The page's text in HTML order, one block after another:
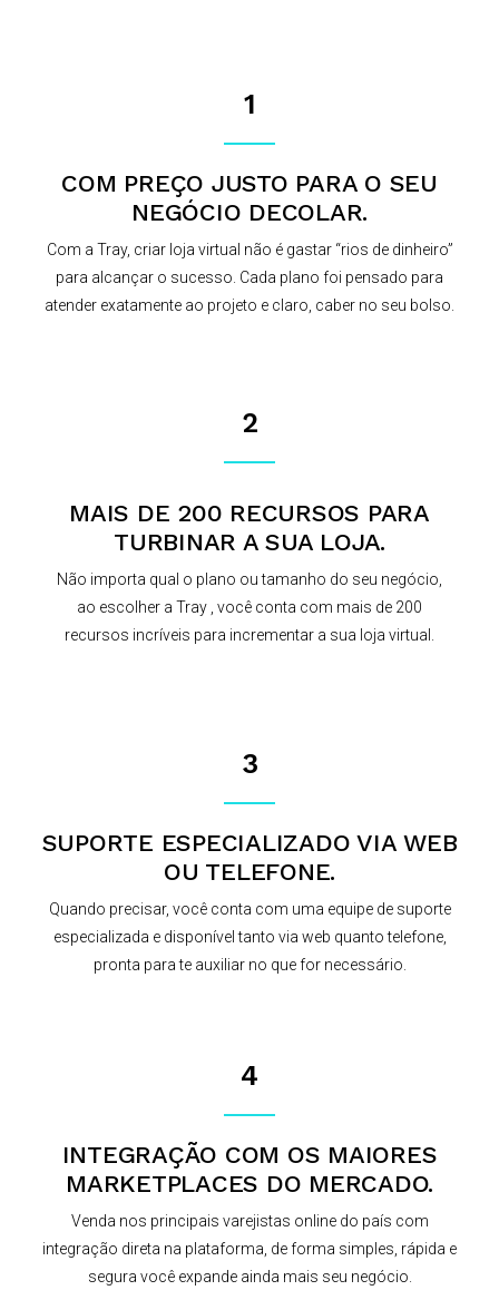
1
COM PREÇO JUSTO PARA O SEU
NEGÓCIO DECOLAR.
Com a Tray, criar loja virtual não é gastar “rios de dinheiro”
para alcançar o sucesso. Cada plano foi pensado para
atender exatamente ao projeto e claro, caber no seu bolso.
2
MAIS DE 200 RECURSOS PARA
TURBINAR A SUA LOJA.
Não importa qual o plano ou tamanho do seu negócio,
ao escolher a Tray , você conta com mais de 200
recursos incríveis para incrementar a sua loja virtual.
3
SUPORTE ESPECIALIZADO VIA WEB
OU TELEFONE.
Quando precisar, você conta com uma equipe de suporte
especializada e disponível tanto via web quanto telefone,
pronta para te auxiliar no que for necessário.
4
INTEGRAÇÃO COM OS MAIORES
MARKETPLACES DO MERCADO.
Venda nos principais varejistas online do país com
integração direta na plataforma, de forma simples, rápida e
segura você expande ainda mais seu negócio.